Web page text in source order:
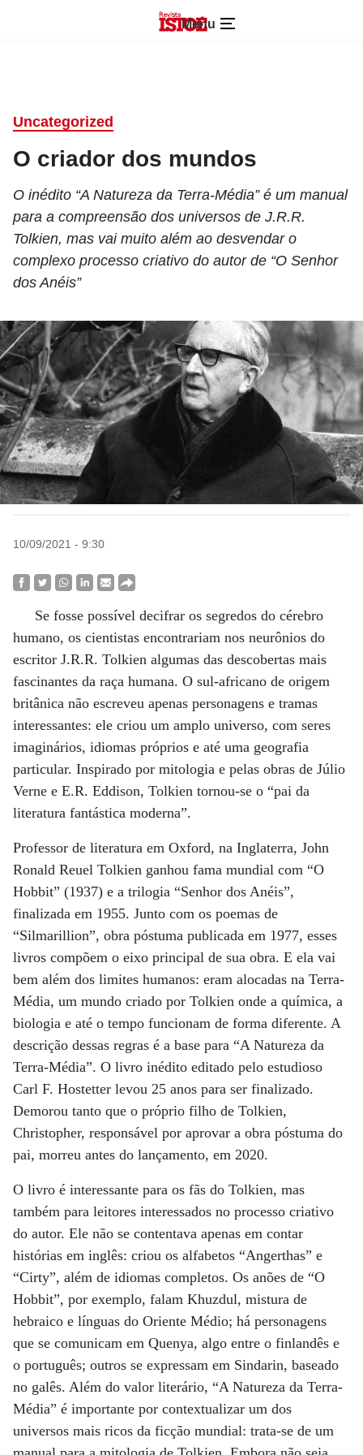
Menu
Uncategorized
O criador dos mundos
O inédito “A Natureza da Terra-Média” é um manual
para a compreensão dos universos de J.R.R.
Tolkien, mas vai muito além ao desvendar o
complexo processo criativo do autor de “O Senhor
dos Anéis”
10/09/2021 - 9:30
Se fosse possível decifrar os segredos do cérebro
humano, os cientistas encontrariam nos neurônios do
escritor J.R.R. Tolkien algumas das descobertas mais
fascinantes da raça humana. O sul-africano de origem
britânica não escreveu apenas personagens e tramas
interessantes: ele criou um amplo universo, com seres
imaginários, idiomas próprios e até uma geografia
particular. Inspirado por mitologia e pelas obras de Júlio
Verne e E.R. Eddison, Tolkien tornou-se o “pai da
literatura fantástica moderna”.
Professor de literatura em Oxford, na Inglaterra, John
Ronald Reuel Tolkien ganhou fama mundial com “O
Hobbit” (1937) e a trilogia “Senhor dos Anéis”,
finalizada em 1955. Junto com os poemas de
“Silmarillion”, obra póstuma publicada em 1977, esses
livros compõem o eixo principal de sua obra. E ela vai
bem além dos limites humanos: eram alocadas na Terra-
Média, um mundo criado por Tolkien onde a química, a
biologia e até o tempo funcionam de forma diferente. A
descrição dessas regras é a base para “A Natureza da
Terra-Média”. O livro inédito editado pelo estudioso
Carl F. Hostetter levou 25 anos para ser finalizado.
Demorou tanto que o próprio filho de Tolkien,
Christopher, responsável por aprovar a obra póstuma do
pai, morreu antes do lançamento, em 2020.
O livro é interessante para os fãs do Tolkien, mas
também para leitores interessados no processo criativo
do autor. Ele não se contentava apenas em contar
histórias em inglês: criou os alfabetos “Angerthas” e
“Cirty”, além de idiomas completos. Os anões de “O
Hobbit”, por exemplo, falam Khuzdul, mistura de
hebraico e línguas do Oriente Médio; há personagens
que se comunicam em Quenya, algo entre o finlandês e
o português; outros se expressam em Sindarin, baseado
no galês. Além do valor literário, “A Natureza da Terra-
Média” é importante por contextualizar um dos
universos mais ricos da ficção mundial: trata-se de um